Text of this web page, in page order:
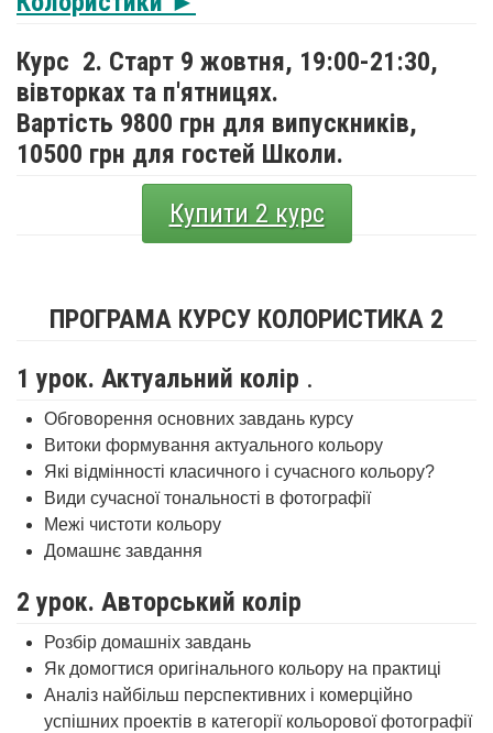
Курс 2. Старт 9 жовтня, 19:00-21:30,
вівторках та п'ятницях.
Вартість 9800 грн для випускників,
10500 грн для гостей Школи.
Купити 2 курс
ПРОГРАМА КУРСУ КОЛОРИСТИКА 2
1 урок. Актуальний колір .
Обговорення основних завдань курсу
Витоки формування актуального кольору
Які відмінності класичного і сучасного кольору?
Види сучасної тональності в фотографії
Межі чистоти кольору
Домашнє завдання
2 урок. Авторський колір
Розбір домашніх завдань
Як домогтися оригінального кольору на практиці
Аналіз найбільш перспективних і комерційно
успішних проектів в категорії кольорової фотографії